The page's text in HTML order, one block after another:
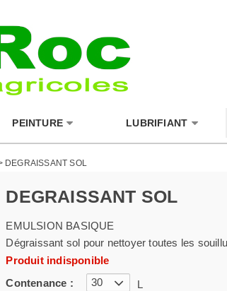
PEINTURE LUBRIFIANT
DEGRAISSANT SOL
DEGRAISSANT SOL
EMULSION BASIQUE
Dégraissant sol pour nettoyer toutes les
Produit indisponible
Contenance :
30
L